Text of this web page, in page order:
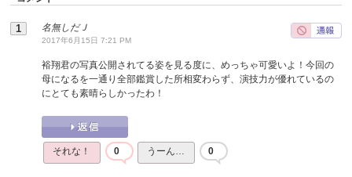
名無しだＪ
2017年6月15日 7:21 PM
裕翔君の写真公開されてる姿を見る度に、めっちゃ可愛いよ！今回の
母になるを一通り全部鑑賞した所相変わらず、演技力が優れているの
にとても素晴らしかったわ！
それな！ 0 うーん… 0